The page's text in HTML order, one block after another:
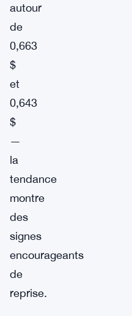
autour
de
0,663
$
et
0,643
$
—
la
tendance
montre
des
signes
encourageants
de
reprise.